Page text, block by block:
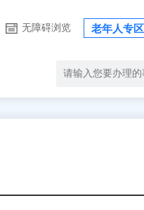
无障碍浏览 老年人专区